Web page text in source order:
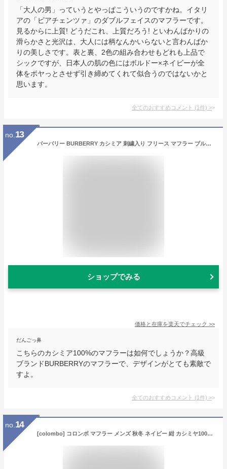
「大人の男」っていうとやっぱこういうのですかね。イタリ
アの「ピアチェンツァ」のダブルフェイスのマフラーです。
見るからに上質! どうだこれ、上質だろう! といわんばかりの
滑らかさと光沢は、大人には柄なんかいらないと言わんばか
りの美しさです。表と裏、2色の組み合わせもどれも上品で
シックですが、日本人の肌の色にはボルドー×ネイビーが全
体をボヤっとさせず引き締めてくれて似合うのではないかと
思います。
全てのおすすめコメント (1件) >
no. 13
バーバリー BURBERRY カシミア 刺繍入り フリース マフラー ブルー系 [メンズ][レディース] 4079005 BRIGHT NAVY
ショップでみる
価格と在庫を楽天でチェック >>
だんごっ鼻
こちらのカシミア100%のマフラーは如何でしょうか？高級
ブランドBURBERRYのマフラーで、デザインがとても素敵で
すよ。
全てのおすすめコメント (1件) >
no. 14
[colombo] コロンボ マフラー メンズ 秋冬 ネイビー 紺 カシミヤ100% [23990] [並行輸入品]